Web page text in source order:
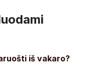
iš vakaro?